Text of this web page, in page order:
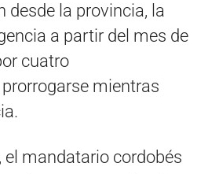
desde la provincia, la
a partir del mes de
cuatro
mientras
el mandatario cordobés